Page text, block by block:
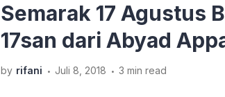
Semarak 17 Agustus
17san dari Abyad
by rifani . Juli 8, 2018 . 3 min read